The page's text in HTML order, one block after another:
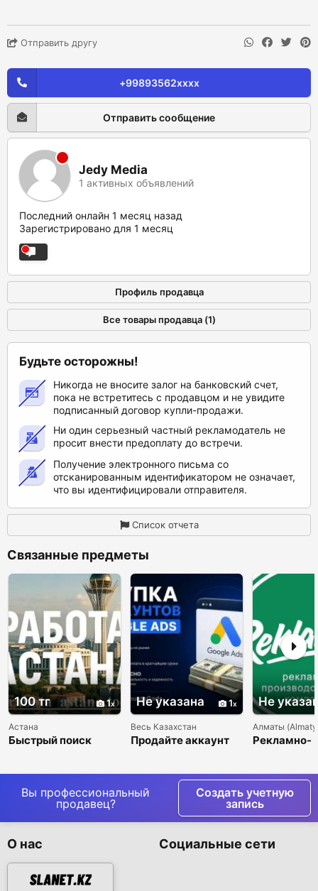
Отправить другу
+99893562xxxx
Отправить сообщение
Jedy Media
1 активных объявлений
Последний онлайн 1 месяц назад
Зарегистрировано для 1 месяц
Профиль продавца
Все товары продавца (1)
Будьте осторожны!
Никогда не вносите залог на банковский счет,
пока не встретитесь с продавцом и не увидите
подписанный договор купли-продажи.
Ни один серьезный частный рекламодатель не
просит внести предоплату до встречи.
Получение электронного письма со
отсканированным идентификатором не означает,
что вы идентифицировали отправителя.
Список отчета
Связанные предметы
100 тг 1
Астана
Быстрый поиск
Не указана 1
Весь Казахстан
Продайте аккаунт
Не
Алматы
Рекламно-
Рекламика
Вы профессиональный
продавец?
Создать учетную
запись
О нас Социальные сети